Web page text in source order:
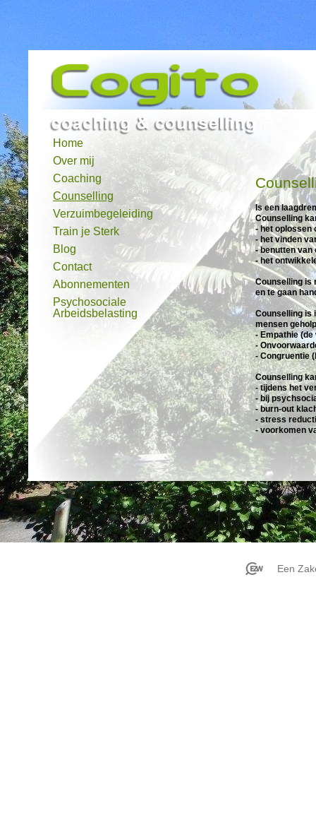
Home
Over mij
Coaching
Counselling
Verzuimbegeleiding
Train je Sterk
Blog
Contact
Abonnementen
Psychosociale
Arbeidsbelasting
Is een
Counselling
- het oplossen
- het vinden
- benutten van
- het
Counselling is
en te gaan
Counselling is
mensen
- Empathie
-
- Congruentie
Counselling
- tijdens het
- bij
- burn-out
- stress
- voorkomen
Een